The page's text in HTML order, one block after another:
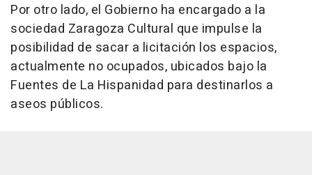
Por otro lado, el Gobierno ha encargado a la
sociedad Zaragoza Cultural que impulse la
posibilidad de sacar a licitación los espacios,
actualmente no ocupados, ubicados bajo la
Fuentes de La Hispanidad para destinarlos a
aseos públicos.